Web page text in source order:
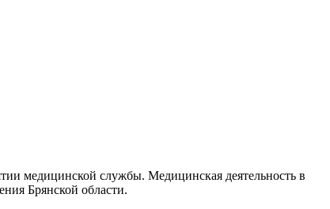
медицинской службы. Медицинская деятельность в
Брянской области.